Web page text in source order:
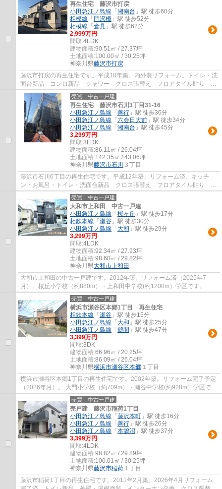
再生住宅 藤沢市打戻
小田急江ノ島線 「 湘南台 」駅 徒歩60分
相模線 「 門沢橋 」駅 徒歩52分
相模線 「 倉見 」駅 徒歩62分
2,999万円
間取:4LDK
建物面積:90.51㎡ / 27.37坪
土地面積:100.00㎡ / 30.25坪
神奈川県藤沢市打戻
藤沢市打戻の再生住宅です。平成18年築。内外装リフォーム。トイレ・洗
面台新品 コンロ新品 シャワー クロス張替え フロアタイル貼り
室内クリーニング 白蟻点検。御所見小学...
売買｜中古一戸建
再生住宅 藤沢市石川3丁目31-16
小田急江ノ島線 「 善行 」駅 徒歩36分
小田急江ノ島線 「 六会日大前 」駅 徒歩34分
小田急江ノ島線 「 湘南台 」駅 徒歩45分
3,299万円
間取:3LDK
建物面積:86.11㎡ / 26.04坪
土地面積:142.35㎡ / 43.06坪
神奈川県藤沢市石川 ３丁目
藤沢市石川6丁目の再生住宅です。平成12年築、リフォーム済。キッチ
ン・お風呂・トイレ・洗面台新品 クロス張替え フロアタイル貼り 室
内クリーニング 白蟻点検 外壁塗装 屋根塗...
売買｜中古一戸建
大和市上和田 中古一戸建
小田急江ノ島線 「 桜ヶ丘 」駅 徒歩17分
相鉄本線 「 瀬谷 」駅 徒歩30分
小田急江ノ島線 「 大和 」駅 徒歩29分
3,299万円
間取:4LDK
建物面積:92.34㎡ / 27.93坪
土地面積:98.60㎡ / 29.82坪
神奈川県大和市上和田
大和市上和田の中古一戸建です。2012年築。リフォーム済（2025年7
月）。桜丘小学校（約880m）・上和田中学校(約1200m）学区です。
売買｜中古一戸建
横浜市瀬谷区本郷1丁目 再生住宅
相鉄本線 「 瀬谷 」駅 徒歩15分
小田急江ノ島線 「 大和 」駅 徒歩25分
小田急江ノ島線 「 鶴間 」駅 徒歩47分
3,399万円
間取:3DK
建物面積:66.96㎡ / 20.25坪
土地面積:86.09㎡ / 26.04坪
神奈川県横浜市瀬谷区本郷 １丁目
横浜市瀬谷区本郷1丁目の再生住宅です。2002年築。リフォーム完了予定
（2026年月）。 大門小学校（約709m）・瀬谷中学校(約928m）学区で
す。
売買｜中古一戸建
売戸建 藤沢市稲荷1丁目
小田急江ノ島線 「 藤沢本町 」駅 徒歩16分
小田急江ノ島線 「 善行 」駅 徒歩26分
小田急江ノ島線 「 本鵠沼 」駅 徒歩37分
3,399万円
間取:4LDK
建物面積:98.82㎡ / 29.89坪
土地面積:100.01㎡ / 30.25坪
神奈川県藤沢市稲荷 １丁目
藤沢市稲荷1丁目の再生住宅です。2011年2月築、2026年4月リフォーム